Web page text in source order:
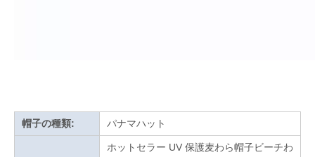
帽子の種類: パナマハット
ホットセラー UV 保護麦わら帽子ビーチわ